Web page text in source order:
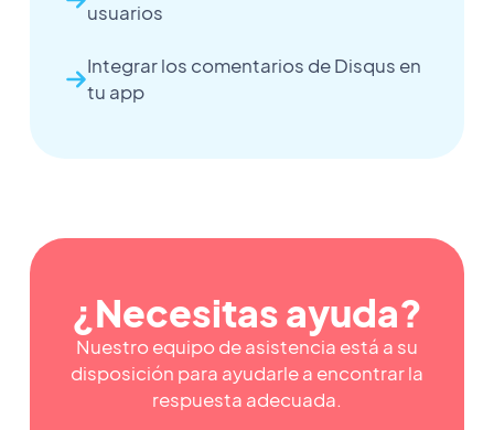
usuarios
Integrar los comentarios de Disqus en
tu app
¿Necesitas ayuda?
Nuestro equipo de asistencia está a su
disposición para ayudarle a encontrar la
respuesta adecuada.